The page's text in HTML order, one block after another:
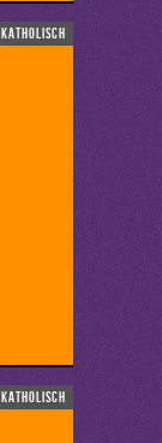
katholisch
katholisch